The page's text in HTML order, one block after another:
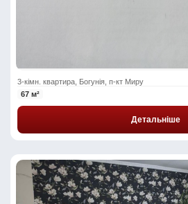
3-кімн. квартира, Богунія, п-кт Миру
67 м²
Детальніше